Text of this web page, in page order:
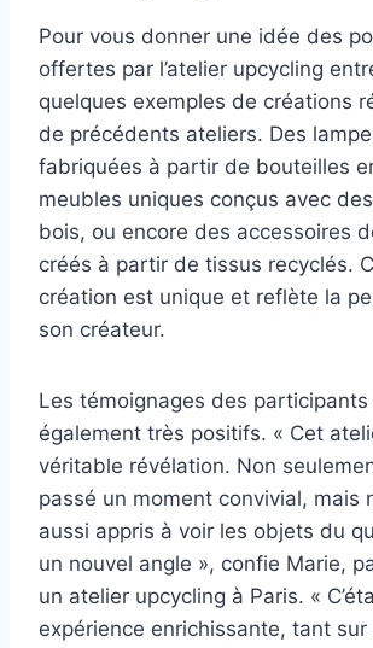
Pour vous donner une idée des
offertes par l’atelier upcycling
quelques exemples de créations
de précédents ateliers. Des
fabriquées à partir de bouteilles
meubles uniques conçus avec
bois, ou encore des accessoires
créés à partir de tissus recyclés.
création est unique et reflète la
son créateur.
Les témoignages des
également très positifs. « Cet
véritable révélation. Non
passé un moment convivial, mais
aussi appris à voir les objets du
un nouvel angle », confie Marie,
un atelier upcycling à Paris. «
expérience enrichissante, tant sur